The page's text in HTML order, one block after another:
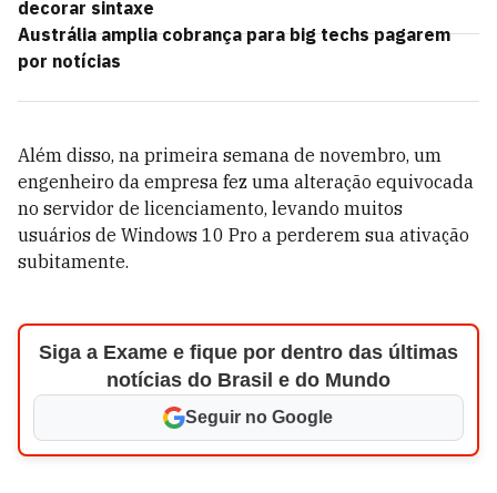
decorar sintaxe
Austrália amplia cobrança para big techs pagarem
por notícias
Além disso, na primeira semana de novembro, um
engenheiro da empresa fez uma alteração equivocada
no servidor de licenciamento, levando muitos
usuários de Windows 10 Pro a perderem sua ativação
subitamente.
Siga a Exame e fique por dentro das últimas
notícias do Brasil e do Mundo
Seguir no Google